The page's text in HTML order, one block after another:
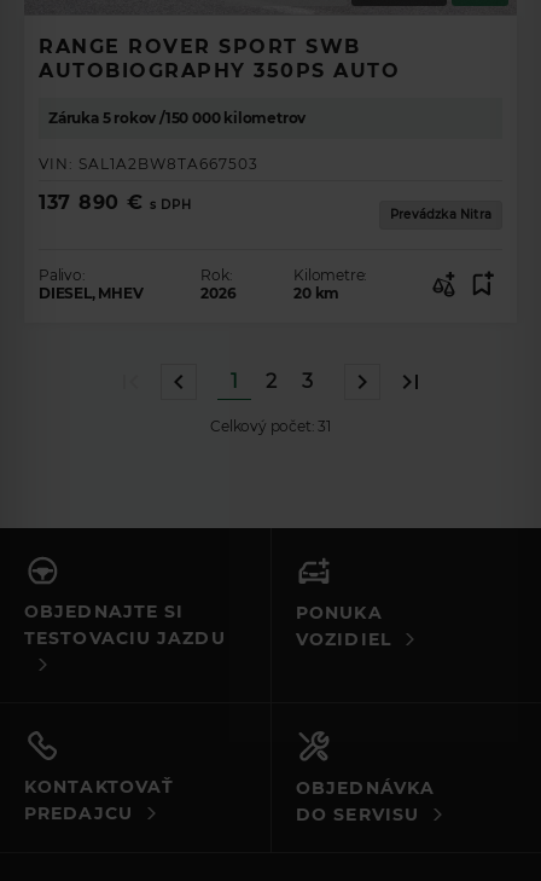
RANGE ROVER SPORT SWB
AUTOBIOGRAPHY 350PS AUTO
Záruka 5 rokov /150 000 kilometrov
VIN: SAL1A2BW8TA667503
137 890 € s DPH
Prevádzka Nitra
Palivo:
DIESEL, MHEV
Rok:
2026
Kilometre:
20 km
1 2 3
Celkový počet:31
OBJEDNAJTE SI
TESTOVACIU JAZDU
PONUKA
VOZIDIEL
KONTAKTOVAŤ
PREDAJCU
OBJEDNÁVKA
DO SERVISU